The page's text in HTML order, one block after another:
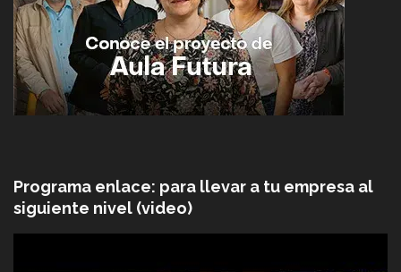
Programa enlace: para llevar a tu empresa al
siguiente nivel (video)